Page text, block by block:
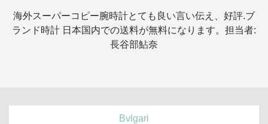
海外スーパーコピー腕時計とても良い言い伝え、好評.ブ
ランド時計 日本国内での送料が無料になります。担当者:
長谷部鮎奈
Bvlgari